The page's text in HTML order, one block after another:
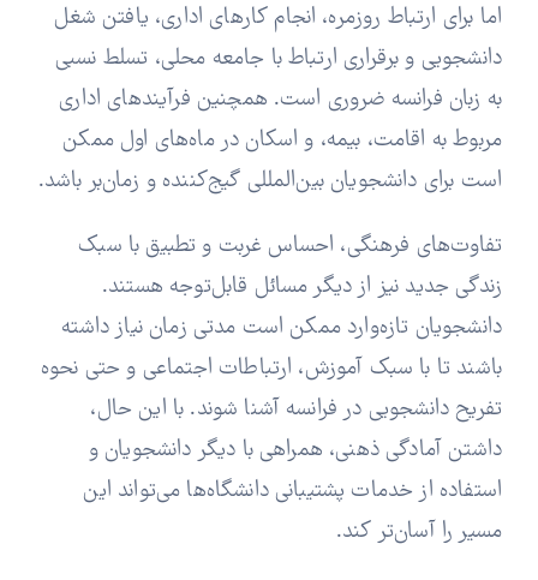
اما برای ارتباط روزمره، انجام کارهای اداری، یافتن شغل
دانشجویی و برقراری ارتباط با جامعه محلی، تسلط نسبی
به زبان فرانسه ضروری است. همچنین فرآیندهای اداری
مربوط به اقامت، بیمه، و اسکان در ماه‌های اول ممکن
است برای دانشجویان بین‌المللی گیج‌کننده و زمان‌بر باشد.
تفاوت‌های فرهنگی، احساس غربت و تطبیق با سبک
زندگی جدید نیز از دیگر مسائل قابل‌توجه هستند.
دانشجویان تازه‌وارد ممکن است مدتی زمان نیاز داشته
باشند تا با سبک آموزش، ارتباطات اجتماعی و حتی نحوه
تفریح دانشجویی در فرانسه آشنا شوند. با این حال،
داشتن آمادگی ذهنی، همراهی با دیگر دانشجویان و
استفاده از خدمات پشتیبانی دانشگاه‌ها می‌تواند این
مسیر را آسان‌تر کند.